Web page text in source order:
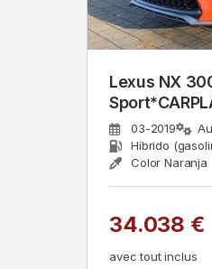
Lexus NX
03-2019
Híbrido
Color Naranja
34.038 €
avec tout inclus